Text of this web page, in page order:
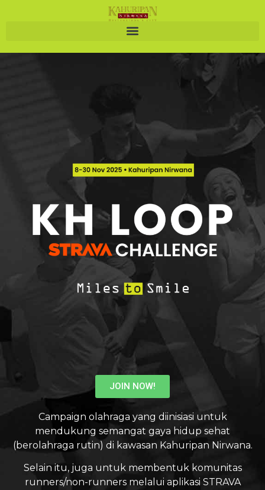
JOIN NOW!
Campaign olahraga yang diinisiasi untuk
mendukung semangat gaya hidup sehat
(berolahraga rutin) di kawasan Kahuripan Nirwana.
Selain itu, juga untuk membentuk komunitas
runners/non-runners melalui aplikasi STRAVA